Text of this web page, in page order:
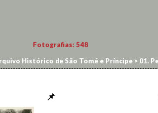
Fotografias: 548
Histórico de São Tomé e Príncipe > 01.